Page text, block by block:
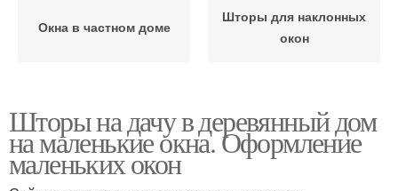
Окна в частном доме
Шторы для наклонных
окон
Шторы на дачу в деревянный дом
на маленькие окна. Оформление
маленьких окон